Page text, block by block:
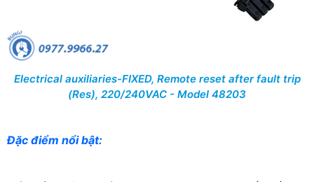
Electrical auxiliaries-FIXED, Remote reset after fault trip
(Res), 220/240VAC - Model 48203
Đặc điểm nổi bật: